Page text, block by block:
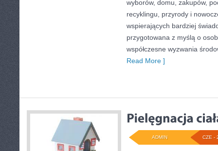
wyborów, domu, zakupów,
recyklingu, przyrody i
wspierających bardziej
przygotowana z myślą o
współczesne wyzwania
Read More ]
CZE -
ADMIN